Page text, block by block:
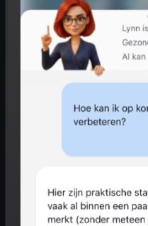
voor jou, niet
Gratis voor ieder individu.